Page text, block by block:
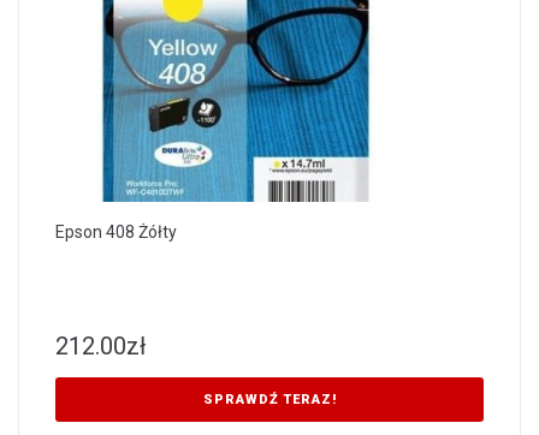
Epson 408 Żółty
212.00zł
SPRAWDŹ TERAZ!